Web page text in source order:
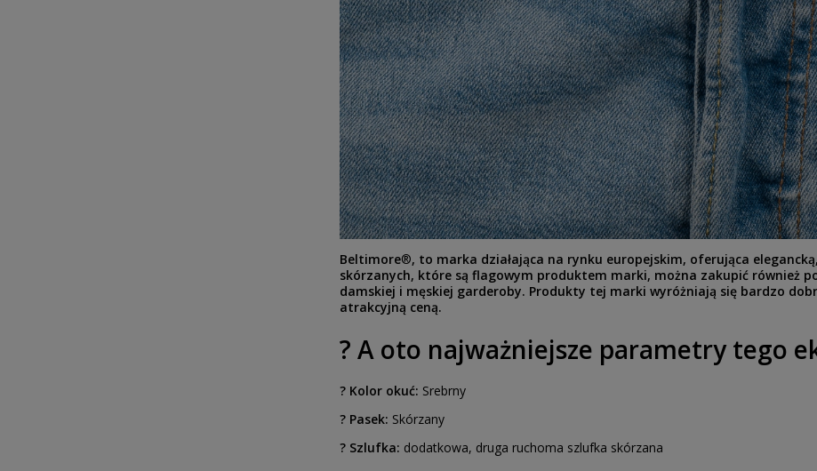
Beltimore®, to marka działająca na rynku europejskim, oferująca
skórzanych, które są flagowym produktem marki, można zakupić również
damskiej i męskiej garderoby. Produkty tej marki wyróżniają się bardzo
atrakcyjną ceną.
? A oto najważniejsze parametry tego
? Kolor okuć: Srebrny
? Pasek: Skórzany
? Szlufka: dodatkowa, druga ruchoma szlufka skórzana